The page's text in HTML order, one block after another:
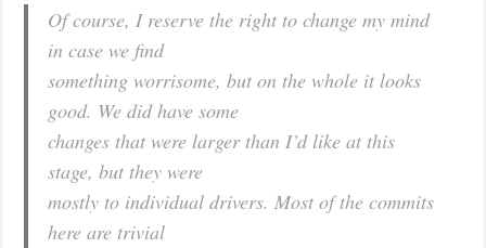
Of course, I reserve the right to change my mind
in case we find
something worrisome, but on the whole it looks
good. We did have some
changes that were larger than I’d like at this
stage, but they were
mostly to individual drivers. Most of the commits
here are trivial